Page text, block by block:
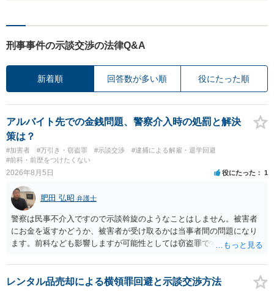
刑事事件の示談交渉の法律Q&A
新着順 回答数が多い順 役にたった順
アルバイト先での金銭問題、警察介入時の処罰と解決
策は？
#加害者 #万引き・窃盗罪 #示談交渉
#逮捕による解雇・退学回避
#前科・前歴をつけたくない
2026年8月5日 役にたった 1
肥田 弘昭 弁護士
警察は民事不介入ですので示談斡旋のようなことはしません。被害者
にお金を返すかどうか、被害者が受け取るかは当事者間の問題になり
ます。前科なども影響しますが可能性としては窃盗罪ですので、逮捕
レンタル品売却による横領罪回避と示談交渉方法